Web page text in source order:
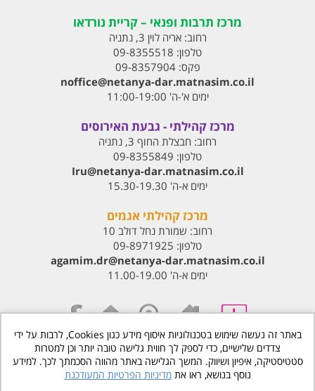
מרכז תרבות ופנאי – קריית נורדאו
רחוב:אריה לוין 3, נתניה
טלפון: 09-8355518
פקס:09-8357904
noffice@netanya-dar.matnasim.co.il
ימים א'-ה' 11:00-19:00
מרכז קהילתי - גבעת האירוסים
רחוב: חבצלת החוף 3, נתניה
טלפון: 09-8355849
Iru@netanya-dar.matnasim.co.il‏
ימים א-ה' 15.30-19.30
מרכז קהילתי אגמים
רחוב: שמורת נחל דולב 10
טלפון: 09-8971925
agamim.dr@netanya-dar.matnasim.co.il‏
ימים א-ה' 11.00-19.00
www.matnasdn.co.il
© כל הזכויות שמורות
הסדרי נגישות
באתר זה נעשה שימוש בטכנולוגיות איסוף מידע כגון Cookies, לרבות על ידי
צדדים שלישיים, כדי לספק לך חווית גלישה טובה יותר וכן למטרות
סטטיסטיקה, איפיון ושיווק. המשך הגלישה באתר מהווה הסכמתך לכך. למידע
נוסף בנושא, ראו אתמדיניות הפרטיות המעודכנת